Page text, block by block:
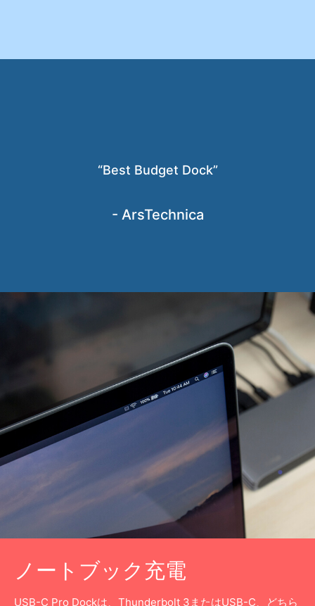
“Best Budget Dock”
- ArsTechnica
ノートブック充電
USB-C Pro Dockは、Thunderbolt 3またはUSB-C、どちら